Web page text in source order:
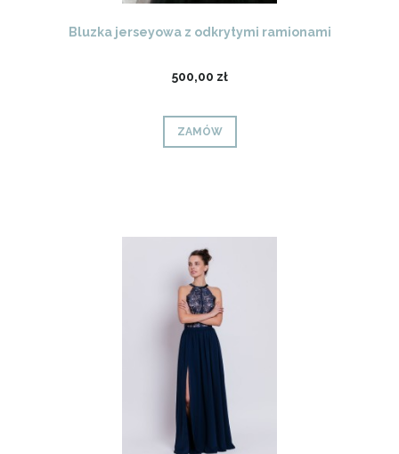
Bluzka jerseyowa z odkrytymi ramionami
500,00 zł
ZAMÓW